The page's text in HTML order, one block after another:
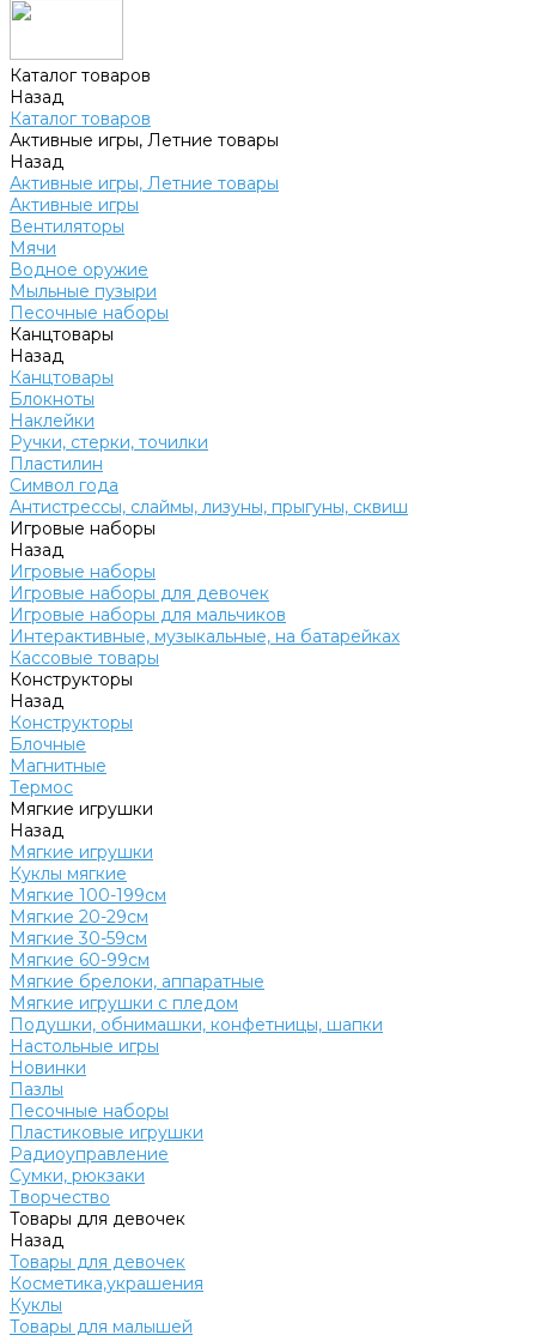
Каталог товаров
Назад
Каталог товаров
Активные игры, Летние товары
Назад
Активные игры, Летние товары
Активные игры
Вентиляторы
Мячи
Водное оружие
Мыльные пузыри
Песочные наборы
Канцтовары
Назад
Канцтовары
Блокноты
Наклейки
Ручки, стерки, точилки
Пластилин
Символ года
Антистрессы, слаймы, лизуны, прыгуны, сквиш
Игровые наборы
Назад
Игровые наборы
Игровые наборы для девочек
Игровые наборы для мальчиков
Интерактивные, музыкальные, на батарейках
Кассовые товары
Конструкторы
Назад
Конструкторы
Блочные
Магнитные
Термос
Мягкие игрушки
Назад
Мягкие игрушки
Куклы мягкие
Мягкие 100-199см
Мягкие 20-29см
Мягкие 30-59см
Мягкие 60-99см
Мягкие брелоки, аппаратные
Мягкие игрушки с пледом
Подушки, обнимашки, конфетницы, шапки
Настольные игры
Новинки
Пазлы
Песочные наборы
Пластиковые игрушки
Радиоуправление
Сумки, рюкзаки
Творчество
Товары для девочек
Назад
Товары для девочек
Косметика,украшения
Куклы
Товары для малышей